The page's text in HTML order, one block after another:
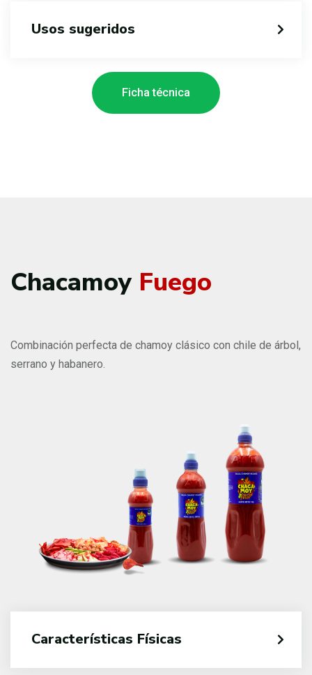
Usos sugeridos
Ficha técnica
Chacamoy Fuego
Combinación perfecta de chamoy clásico con chile de árbol,
serrano y habanero.
Características Físicas